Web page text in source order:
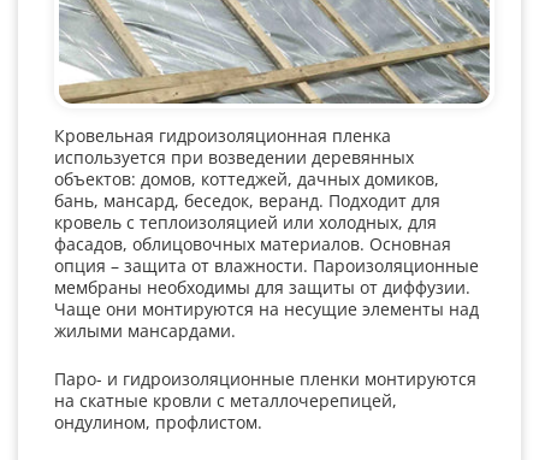
Кровельная гидроизоляционная пленка
используется при возведении деревянных
объектов: домов, коттеджей, дачных домиков,
бань, мансард, беседок, веранд. Подходит для
кровель с теплоизоляцией или холодных, для
фасадов, облицовочных материалов. Основная
опция – защита от влажности. Пароизоляционные
мембраны необходимы для защиты от диффузии.
Чаще они монтируются на несущие элементы над
жилыми мансардами.
Паро- и гидроизоляционные пленки монтируются
на скатные кровли с металлочерепицей,
ондулином, профлистом.